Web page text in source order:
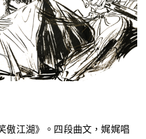
傲江湖》。四段曲文，娓娓唱